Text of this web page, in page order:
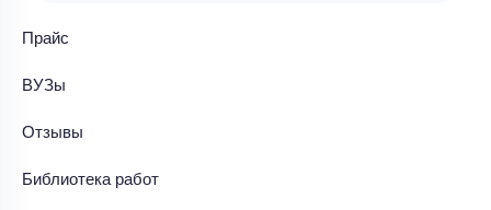
Прайс
ВУЗы
Отзывы
Библиотека работ